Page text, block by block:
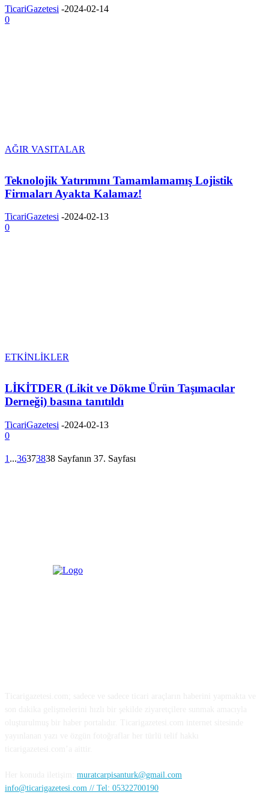
TicariGazetesi -2024-02-14
0
AĞIR VASITALAR
Teknolojik Yatırımını Tamamlamamış Lojistik
Firmaları Ayakta Kalamaz!
TicariGazetesi -2024-02-13
0
ETKİNLİKLER
LİKİTDER (Likit ve Dökme Ürün Taşımacılar
Derneği) basına tanıtıldı
TicariGazetesi -2024-02-13
0
1 ...36373838 Sayfanın 37. Sayfası
muratcarpisanturk@gmail.com
info@ticarigazetesi.com // Tel: 05322700190